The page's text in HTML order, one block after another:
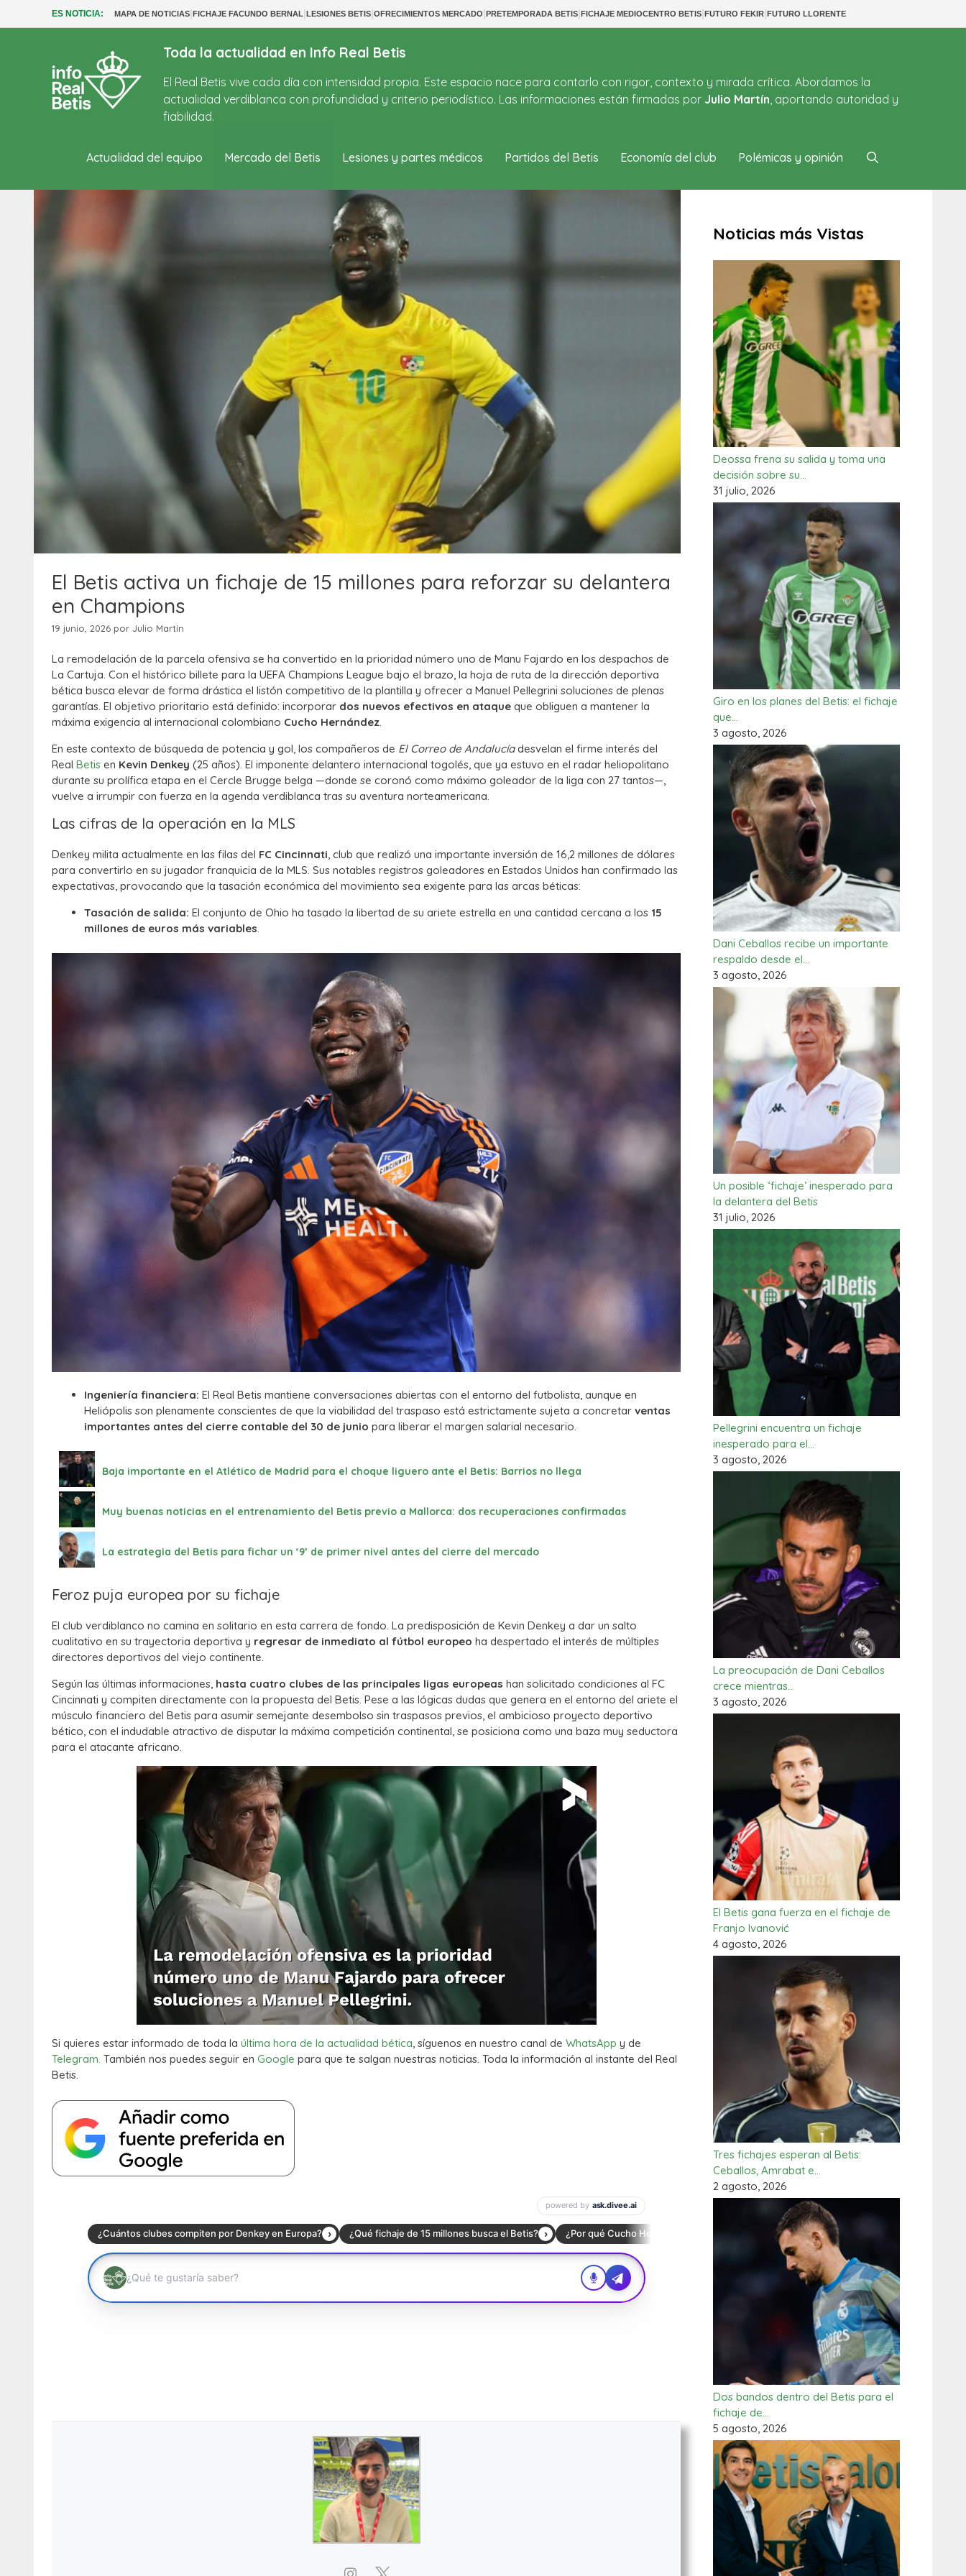
ES NOTICIA: MAPA DE NOTICIAS|FICHAJE FACUNDO BERNAL|LESIONES BETIS|OFRECIMIENTOS MERCADO|PRETEMPORADA BETIS|FICHAJE MEDIOCENTRO BETIS|FUTURO FEKIR|FUTURO LLORENTE
Toda la actualidad en Info Real Betis
El Real Betis vive cada día con intensidad propia. Este espacio nace para contarlo con rigor, contexto y mirada crítica. Abordamos la
actualidad verdiblanca con profundidad y criterio periodístico. Las informaciones están firmadas por Julio Martín, aportando autoridad y
fiabilidad.
Actualidad del equipo Mercado del Betis Lesiones y partes médicos Partidos del Betis Economía del club Polémicas y opinión
El Betis activa un fichaje de 15 millones para reforzar su delantera
en Champions
19 junio, 2026 por Julio Martín
La remodelación de la parcela ofensiva se ha convertido en la prioridad número uno de Manu Fajardo en los despachos de
La Cartuja. Con el histórico billete para la UEFA Champions League bajo el brazo, la hoja de ruta de la dirección deportiva
bética busca elevar de forma drástica el listón competitivo de la plantilla y ofrecer a Manuel Pellegrini soluciones de plenas
garantías. El objetivo prioritario está definido: incorporar dos nuevos efectivos en ataque que obliguen a mantener la
máxima exigencia al internacional colombiano Cucho Hernández.
En este contexto de búsqueda de potencia y gol, los compañeros de El Correo de Andalucíadesvelan el firme interés del
Real Betis en Kevin Denkey (25 años). El imponente delantero internacional togolés, que ya estuvo en el radar heliopolitano
durante su prolífica etapa en el Cercle Brugge belga —donde se coronó como máximo goleador de la liga con 27 tantos—,
vuelve a irrumpir con fuerza en la agenda verdiblanca tras su aventura norteamericana.
Las cifras de la operación en la MLS
Denkey milita actualmente en las filas del FC Cincinnati, club que realizó una importante inversión de 16,2 millones de dólares
para convertirlo en su jugador franquicia de la MLS. Sus notables registros goleadores en Estados Unidos han confirmado las
expectativas, provocando que la tasación económica del movimiento sea exigente para las arcas béticas:
Tasación de salida: El conjunto de Ohio ha tasado la libertad de su ariete estrella en una cantidad cercana a los 15
millones de euros más variables.
Ingeniería financiera: El Real Betis mantiene conversaciones abiertas con el entorno del futbolista, aunque en
Heliópolis son plenamente conscientes de que la viabilidad del traspaso está estrictamente sujeta a concretar ventas
importantes antes del cierre contable del 30 de junio para liberar el margen salarial necesario.
Baja importante en el Atlético de Madrid para el choque liguero ante el Betis: Barrios no llega
Muy buenas noticias en el entrenamiento del Betis previo a Mallorca: dos recuperaciones confirmadas
La estrategia del Betis para fichar un ‘9’ de primer nivel antes del cierre del mercado
Feroz puja europea por su fichaje
El club verdiblanco no camina en solitario en esta carrera de fondo. La predisposición de Kevin Denkey a dar un salto
cualitativo en su trayectoria deportiva y regresar de inmediato al fútbol europeo ha despertado el interés de múltiples
directores deportivos del viejo continente.
Según las últimas informaciones, hasta cuatro clubes de las principales ligas europeas han solicitado condiciones al FC
Cincinnati y compiten directamente con la propuesta del Betis. Pese a las lógicas dudas que genera en el entorno del ariete el
músculo financiero del Betis para asumir semejante desembolso sin traspasos previos, el ambicioso proyecto deportivo
bético, con el indudable atractivo de disputar la máxima competición continental, se posiciona como una baza muy seductora
para el atacante africano.
Si quieres estar informado de toda la última hora de la actualidad bética , síguenos en nuestro canal de WhatsApp y de
Telegram. También nos puedes seguir en Google para que te salgan nuestras noticias. Toda la información al instante del Real
Betis.
Noticias más Vistas
Deossa frena su salida y toma una
decisión sobre su…
31 julio, 2026
Giro en los planes del Betis: el fichaje
que…
3 agosto, 2026
Dani Ceballos recibe un importante
respaldo desde el…
3 agosto, 2026
Un posible ‘fichaje’ inesperado para
la delantera del Betis
31 julio, 2026
Pellegrini encuentra un fichaje
inesperado para el…
3 agosto, 2026
La preocupación de Dani Ceballos
crece mientras…
3 agosto, 2026
El Betis gana fuerza en el fichaje de
Franjo Ivanović
4 agosto, 2026
Tres fichajes esperan al Betis:
Ceballos, Amrabat e…
2 agosto, 2026
Dos bandos dentro del Betis para el
fichaje de…
5 agosto, 2026